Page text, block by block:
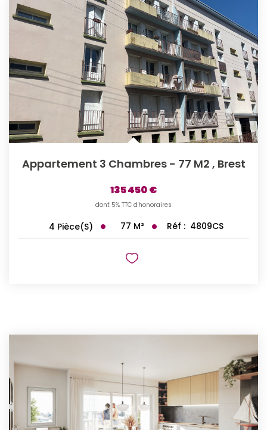
Appartement 3 Chambres - 77 M2 , Brest
135 450 €
dont 5% TTC d'honoraires
4 Pièce(s) 77 M² Réf : 4809CS